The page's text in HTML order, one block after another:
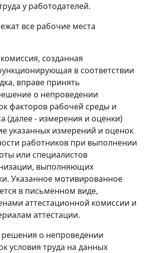
у работодателей.
все рабочие места
созданная
в соответствии
вправе принять
о непроведении
факторов рабочей среды и
(далее - измерения и оценки)
указанных измерений и оценок
работников при выполнении
или специалистов
выполняющих
Указанное мотивированное
в письменном виде,
аттестационной комиссии и
аттестации.
решения о непроведении
условия труда на данных